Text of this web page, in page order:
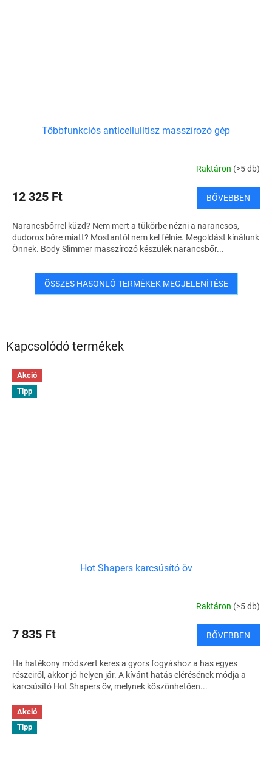
Kapcsolódó termékek
Akció
Tipp
Hot Shapers karcsúsító öv
Raktáron (>5 db)
7 835 Ft BŐVEBBEN
Ha hatékony módszert keres a gyors fogyáshoz a has egyes
részeiről, akkor jó helyen jár. A kívánt hatás elérésének módja a
karcsúsító Hot Shapers öv, melynek köszönhetően...
Akció
Tipp
Többfunkciós anticellulitisz masszírozó gép
Raktáron (>5 db)
12 325 Ft BŐVEBBEN
Narancsbőrrel küzd? Nem mert a tükörbe nézni a narancsos,
dudoros bőre miatt? Mostantól nem kel félnie. Megoldást kínálunk
Önnek. Body Slimmer masszírozó készülék narancsbőr...
ÖSSZES HASONLÓ TERMÉKEK MEGJELENÍTÉSE